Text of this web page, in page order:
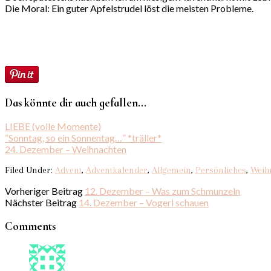
Die Moral: Ein guter Apfelstrudel löst die meisten Probleme.
Das könnte dir auch gefallen...
LIEBE (volle Momente)
“Sonntag, so ein Sonnentag…” *träller*
24. Dezember – Weihnachten
Filed Under: Advent, Adventkalender, Allgemein, Persönliches,
Vorheriger Beitrag 12. Dezember – Was zum Schmunzeln
Nächster Beitrag 14. Dezember – Vogerl schauen
Comments